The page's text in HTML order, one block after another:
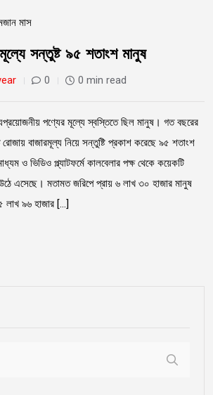
মাস
সন্তুষ্ট ৯৫ শতাংশ মানুষ
0 0 min read
পণ্যের মূল্যে স্বস্তিতে ছিল মানুষ। গত বছরের
বাজারমূল্য নিয়ে সন্তুষ্টি প্রকাশ করেছে ৯৫ শতাংশ
ও ভিডিও প্ল্যাটফর্মে কালবেলার পক্ষ থেকে কয়েকটি
এসেছে। মতামত জরিপে প্রায় ৬ লাখ ৩০ হাজার মানুষ
লাখ ৯৬ হাজার […]